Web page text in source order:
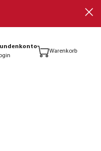
Warenkorb